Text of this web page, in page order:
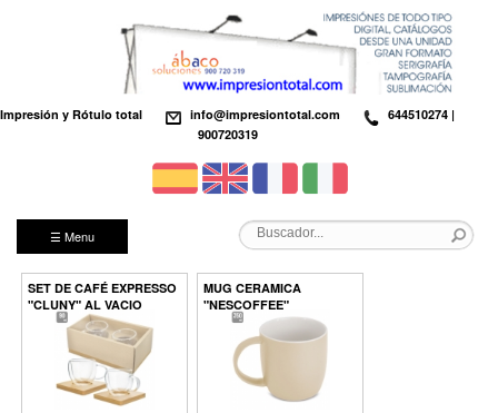
Impresión y Rótulo total info@impresiontotal.com
644510274 |
900720319
☰ Menu
SET DE CAFÉ EXPRESSO
"CLUNY" AL VACIO
MUG CERAMICA
"NESCOFFEE"